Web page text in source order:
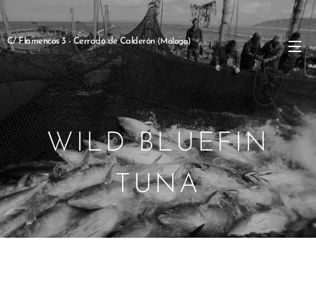
C/ Flamencos 3 - Cerrado de Calderón(Málaga)
WILD BLUEFIN
TUNA